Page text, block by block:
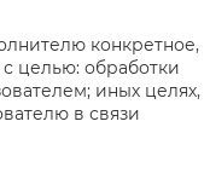
конкретное,
целью: обработки
иных целях,
в связи